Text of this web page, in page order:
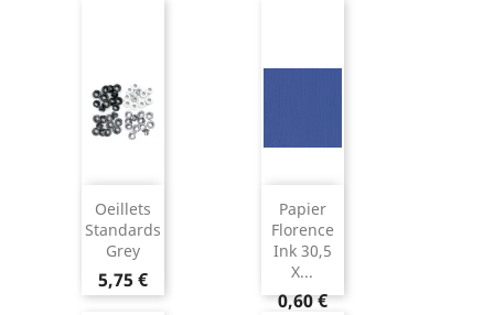
Oeillets
Standards
Grey
5,75 €
Papier
Florence
Ink 30,5
X...
0,60 €